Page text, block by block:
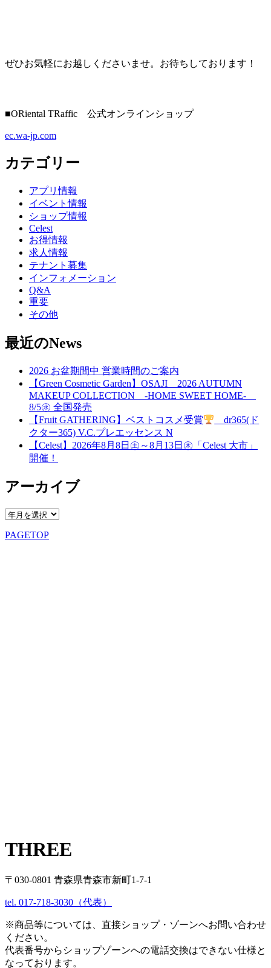
ぜひお気軽にお越しくださいませ。お待ちしております！
■ORiental TRaffic 公式オンラインショップ
ec.wa-jp.com
カテゴリー
アプリ情報
イベント情報
ショップ情報
Celest
お得情報
求人情報
テナント募集
インフォメーション
Q&A
重要
その他
最近のNews
2026 お盆期間中 営業時間のご案内
【Green Cosmetic Garden】OSAJI 2026 AUTUMN
MAKEUP COLLECTION -HOME SWEET HOME-
8/5㊌ 全国発売
【Fruit GATHERING】ベストコスメ受賞
dr365(ド
クター365) V.C.プレエッセンス N
【Celest】2026年8月8日㊏～8月13日㊍「Celest 大市」
開催！
アーカイブ
PAGETOP
THREE
〒030-0801 青森県青森市新町1-7-1
tel. 017-718-3030（代表）
※商品等については、直接ショップ・ゾーンへお問い合わせ
ください。
代表番号からショップゾーンへの電話交換はできない仕様と
なっております。